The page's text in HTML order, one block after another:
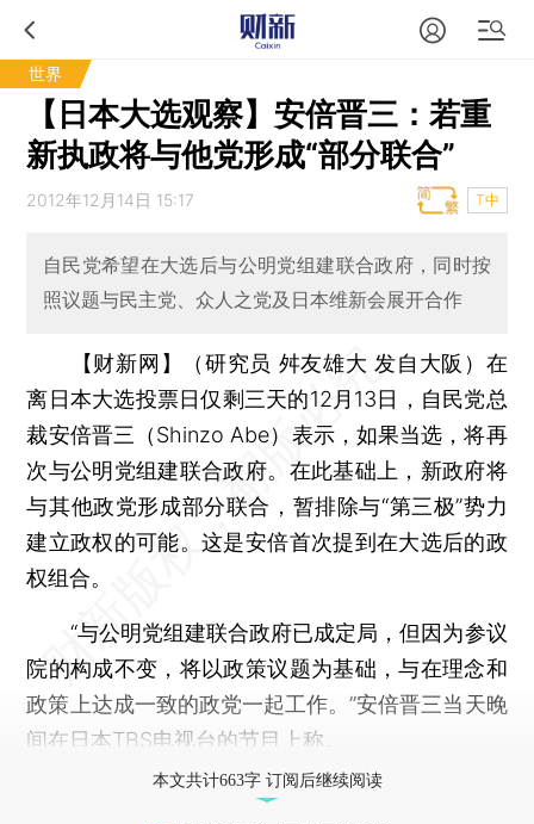
世界
【日本大选观察】安倍晋三：若重
新执政将与他党形成“部分联合”
2012年12月14日 15:17 T中
自民党希望在大选后与公明党组建联合政府，同时按
照议题与民主党、众人之党及日本维新会展开合作
【财新网】（研究员 舛友雄大 发自大阪） 在
离日本大选投票日仅剩三天的12月13日，自民党总
裁安倍晋三（Shinzo Abe）表示，如果当选，将再
次与公明党组建联合政府。在此基础上，新政府将
与其他政党形成部分联合，暂排除与“第三极”势力
建立政权的可能。这是安倍首次提到在大选后的政
权组合。
“与公明党组建联合政府已成定局，但因为参议
院的构成不变，将以政策议题为基础，与在理念和
政策上达成一致的政党一起工作。”安倍晋三当天晚
间在日本TBS电视台的节目上称。
本文共计663字 订阅后继续阅读